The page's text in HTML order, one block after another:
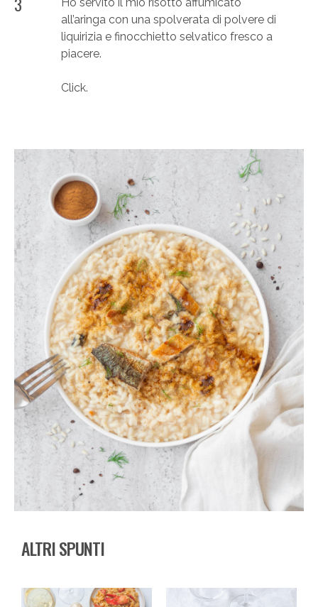
all’aringa con una spolverata di polvere di
liquirizia e finocchietto selvatico fresco a
piacere.
Click.
ALTRI SPUNTI